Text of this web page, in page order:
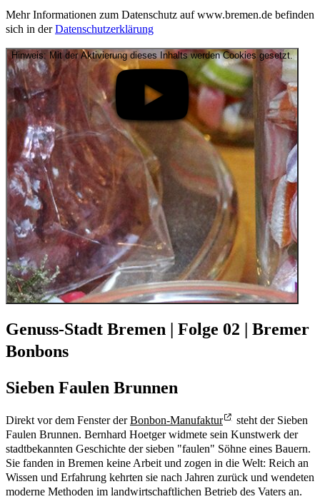
Mehr Informationen zum Datenschutz auf www.bremen.de befinden
sich in derDatenschutzerklärung
Hinweis: Mit der Aktivierung dieses Inhalts werden Cookies gesetzt.
Genuss-Stadt Bremen | Folge 02 | Bremer
Bonbons
Sieben Faulen Brunnen
Direkt vor dem Fenster derBonbon-Manufaktur
steht der Sieben
Faulen Brunnen. Bernhard Hoetger widmete sein Kunstwerk der
stadtbekannten Geschichte der sieben "faulen" Söhne eines Bauern.
Sie fanden in Bremen keine Arbeit und zogen in die Welt: Reich an
Wissen und Erfahrung kehrten sie nach Jahren zurück und wendeten
moderne Methoden im landwirtschaftlichen Betrieb des Vaters an.